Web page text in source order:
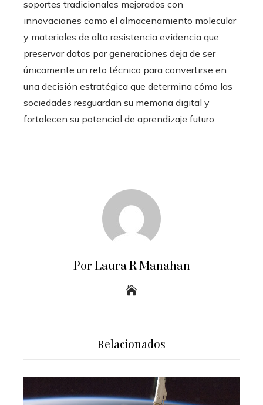
soportes tradicionales mejorados con
innovaciones como el almacenamiento molecular
y materiales de alta resistencia evidencia que
preservar datos por generaciones deja de ser
únicamente un reto técnico para convertirse en
una decisión estratégica que determina cómo las
sociedades resguardan su memoria digital y
fortalecen su potencial de aprendizaje futuro.
Por Laura R Manahan
Relacionados